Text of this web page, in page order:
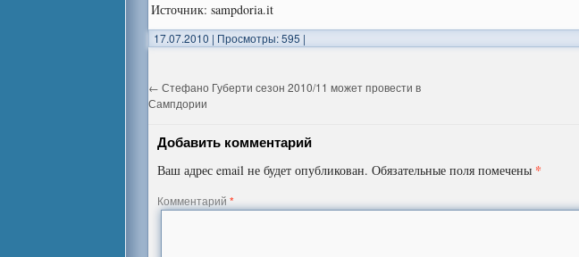
Источник: sampdoria.it
17.07.2010 | Просмотры: 595 |
← Стефано Губерти сезон 2010/11 может провести в
Сампдории
Добавить комментарий
Ваш адрес email не будет опубликован. Обязательные поля помечены *
Комментарий*